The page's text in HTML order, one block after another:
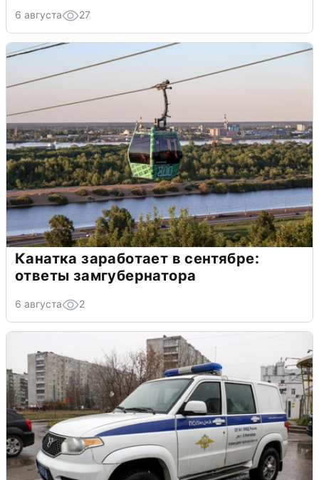
6 августа 27
Канатка заработает в сентябре:
ответы замгубернатора
6 августа 2